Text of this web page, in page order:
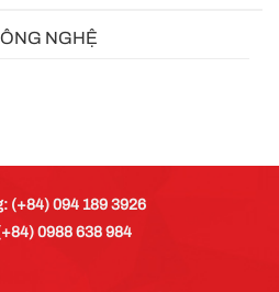
NGHỆ
(+84) 094 189 3926
0988 638 984